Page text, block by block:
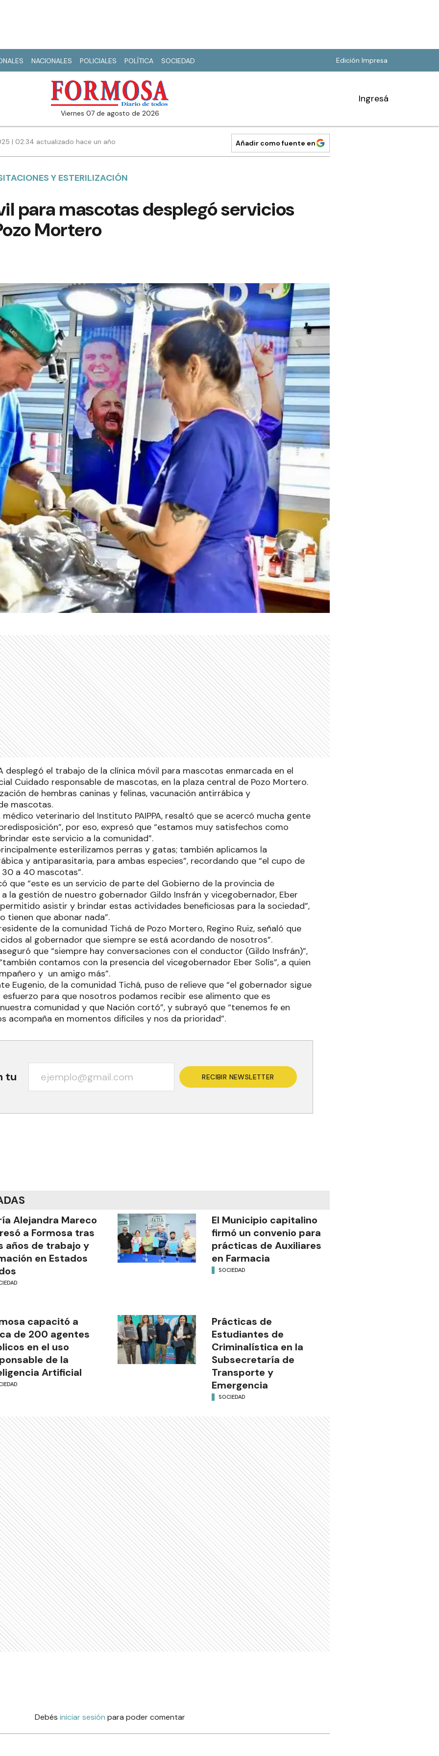
NACIONALES POLICIALES POLÍTICA SOCIEDAD Edición Impresa
viernes 07 de agosto de 2026
Ingresá
| 02:34 actualizado hace un año Añadir como fuente en
Y ESTERILIZACIÓN
para mascotas desplegó servicios
Mortero
desplegó el trabajo de la clínica móvil para mascotas enmarcada en el
Cuidado responsable de mascotas, en la plaza central de Pozo Mortero.
de hembras caninas y felinas, vacunación antirrábica y
mascotas.
médico veterinario del Instituto PAIPPA, resaltó que se acercó mucha gente
por eso, expresó que “estamos muy satisfechos como
este servicio a la comunidad”.
esterilizamos perras y gatas; también aplicamos la
y antiparasitaria, para ambas especies”, recordando que “el cupo de
a 40 mascotas”.
que “este es un servicio de parte del Gobierno de la provincia de
la gestión de nuestro gobernador Gildo Insfrán y vicegobernador, Eber
asistir y brindar estas actividades beneficiosas para la sociedad”,
tienen que abonar nada”.
de la comunidad Tichá de Pozo Mortero, Regino Ruiz, señaló que
al gobernador que siempre se está acordando de nosotros”.
que “siempre hay conversaciones con el conductor (Gildo Insfrán)”,
contamos con la presencia del vicegobernador Eber Solís”, a quien
y un amigo más”.
Eugenio, de la comunidad Tichá, puso de relieve que “el gobernador sigue
esfuerzo para que nosotros podamos recibir ese alimento que es
comunidad y que Nación cortó”, y subrayó que “tenemos fe en
acompaña en momentos difíciles y nos da prioridad”.
tu RECIBIR NEWSLETTER
Alejandra Mareco
a Formosa tras
años de trabajo y
en Estados
El Municipio capitalino
firmó un convenio para
prácticas de Auxiliares
en Farmacia
SOCIEDAD
capacitó a
de 200 agentes
en el uso
de la
Artificial
Prácticas de
Estudiantes de
Criminalística en la
Subsecretaría de
Transporte y
Emergencia
SOCIEDAD
Debés iniciar sesión para poder comentar